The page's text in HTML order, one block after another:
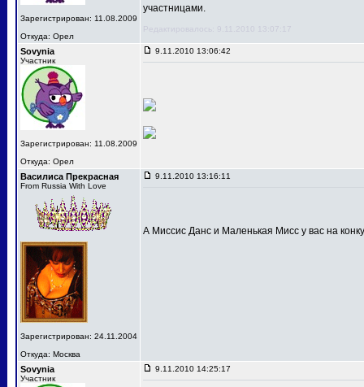
Зарегистрирован: 11.08.2009
Откуда: Орел
участницами.
Редактировалось: 9.11.2010 13:07:17
Sovynia
Участник
Зарегистрирован: 11.08.2009
Откуда: Орел
9.11.2010 13:06:42
Василиса Прекрасная
From Russia With Love
Зарегистрирован: 24.11.2004
Откуда: Москва
9.11.2010 13:16:11
А Миссис Данс и Маленькая Мисс у вас на
Sovynia
Участник
9.11.2010 14:25:17